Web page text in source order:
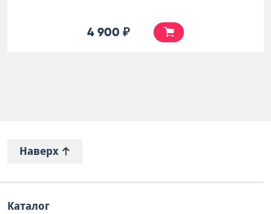
4 900 ₽
Наверх
Каталог